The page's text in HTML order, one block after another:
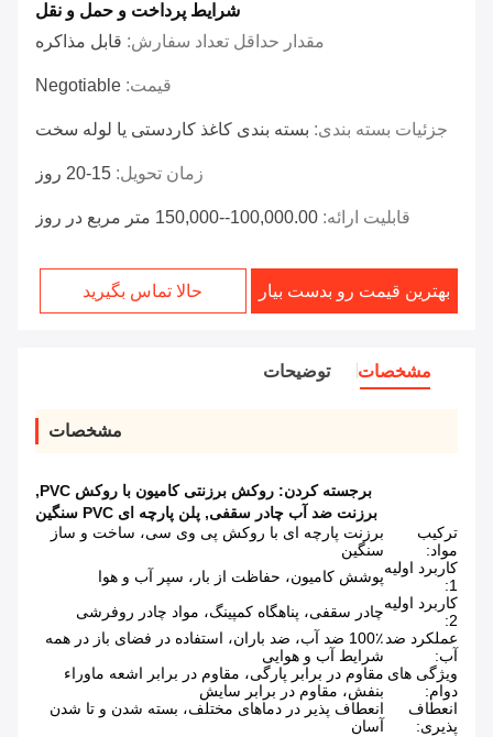
شرایط پرداخت و حمل و نقل
مقدار حداقل تعداد سفارش: قابل مذاکره
قیمت: Negotiable
جزئیات بسته بندی: بسته بندی کاغذ کاردستی یا لوله سخت
زمان تحویل: 15-20 روز
قابلیت ارائه: 100,000.00--150,000 متر مربع در روز
بهترین قیمت رو بدست بیار حالا تماس بگیرید
مشخصات توضیحات
مشخصات
برجسته کردن: روکش برزنتی کامیون با روکش PVC
,
برزنت ضد آب چادر سقفی, پلن پارچه ای PVC سنگین
ترکیب
مواد:
برزنت پارچه ای با روکش پی وی سی، ساخت و ساز
سنگین
کاربرد اولیه
1:
پوشش کامیون، حفاظت از بار، سپر آب و هوا
کاربرد اولیه
2:
چادر سقفی، پناهگاه کمپینگ، مواد چادر روفرشی
عملکرد ضد
آب:
100٪ ضد آب، ضد باران، استفاده در فضای باز در همه
شرایط آب و هوایی
ویژگی های
دوام:
مقاوم در برابر پارگی، مقاوم در برابر اشعه ماوراء
بنفش، مقاوم در برابر سایش
انعطاف
پذیری:
انعطاف پذیر در دماهای مختلف، بسته شدن و تا شدن
آسان